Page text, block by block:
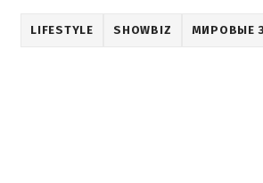
LIFESTYLE SHOWBIZ МИРОВЫЕ